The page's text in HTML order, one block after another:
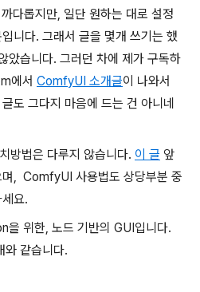
다롭지만, 일단 원하는 대로 설정
니다. 그래서 글을 몇개 쓰기는 했
았습니다. 그러던 차에 제가 구독하
에서 ComfyUI 소개글이 나와서
도 그다지 마음에 드는 건 아니네
방법은 다루지 않습니다. 이 글 앞
며, ComfyUI 사용법도 상당부분 중
요.
위한, 노드 기반의 GUI입니다.
와 같습니다.